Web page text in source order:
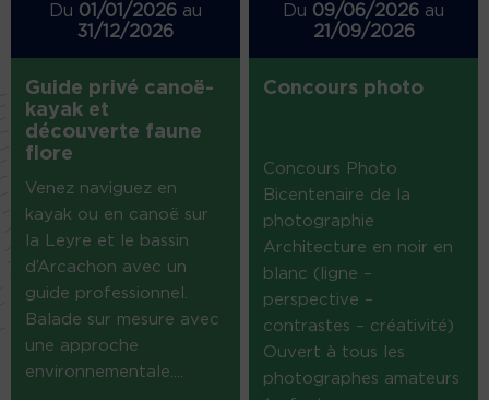
Du 01/01/2026au
31/12/2026
Guide privé canoë-
kayak et
découverte faune
flore
Venez naviguez en
kayak ou en canoë sur
la Leyre et le bassin
d’Arcachon avec un
guide professionnel.
Balade sur mesure avec
une approche
environnementale....
Du 09/06/2026 au
21/09/2026
Concours photo
Concours Photo
Bicentenaire de la
photographie
Architecture en noir en
blanc (ligne –
perspective –
contrastes – créativité)
Ouvert à tous les
photographes amateurs